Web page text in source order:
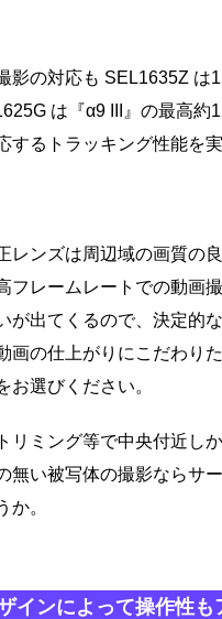
影の対応も SEL1635Z は
は『α9 III』の最高約
するトラッキング性能を
レンズは周辺域の画質の
フレームレートでの動画
が出てくるので、決定的
画の仕上がりにこだわり
お選びください。
リミング等で中央付近し
無い被写体の撮影ならサ
か。
インによって操作性も